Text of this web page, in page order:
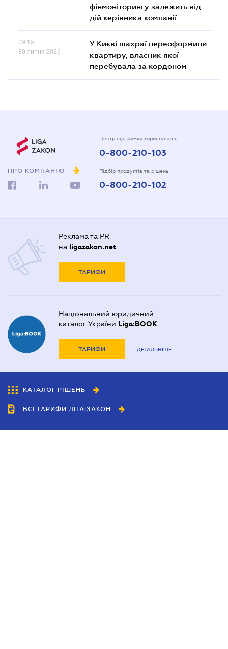
фінмоніторингу залежить від
дій керівника компанії
09.15
30 липня 2026
У Києві шахраї переоформили
квартиру, власник якої
перебувала за кордоном
ПРО КОМПАНІЮ
Центр підтримки користувачів
0-800-210-103
Підбір продуктів та рішень
0-800-210-102
Реклама та PR
на ligazakon.net
ТАРИФИ
Національний юридичний
каталог України Liga:BOOK
ТАРИФИ ДЕТАЛЬНІШЕ
КАТАЛОГ РІШЕНЬ
ВСІ ТАРИФИ ЛІГА:ЗАКОН